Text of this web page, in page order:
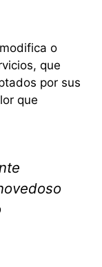
o
que
por sus
que